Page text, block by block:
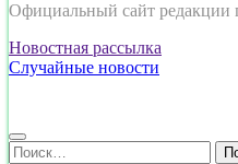
Официальный сайт редакции
Новостная рассылка
Случайные новости
Найти: